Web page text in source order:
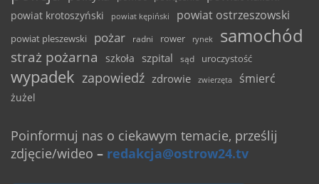
powiat krotoszyński powiat kępiński powiat ostrzeszowski
powiat pleszewski pożar radni rower rynek samochód
straż pożarna szkoła szpital sąd uroczystość
wypadek zapowiedź zdrowie zwierzęta śmierć
żużel
Poinformuj nas o ciekawym temacie, prześlij
zdjęcie/wideo – redakcja@ostrow24.tv